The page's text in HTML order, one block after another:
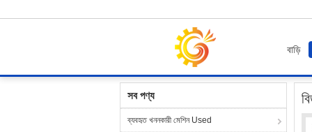
বাড়ি
সব পণ্য
ব্যবহৃত খননকারী মেশিন Used